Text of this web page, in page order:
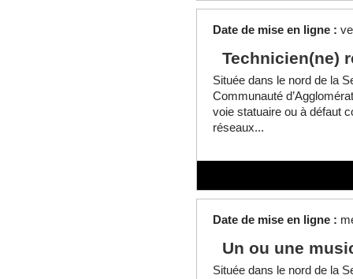
Date de mise en ligne :
Technicien(ne)
Située dans le nord de la
Communauté
voie statuaire ou à défaut
réseaux...
Date de mise en ligne :
Un ou une
Située dans le nord de la